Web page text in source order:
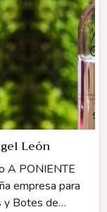
León
A PONIENTE
empresa para
y Botes de